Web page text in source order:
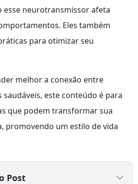
esse neurotransmissor afeta
Eles também
para otimizar seu
melhor a conexão entre
saudáveis, este conteúdo é para
que podem transformar sua
promovendo um estilo de vida
Post